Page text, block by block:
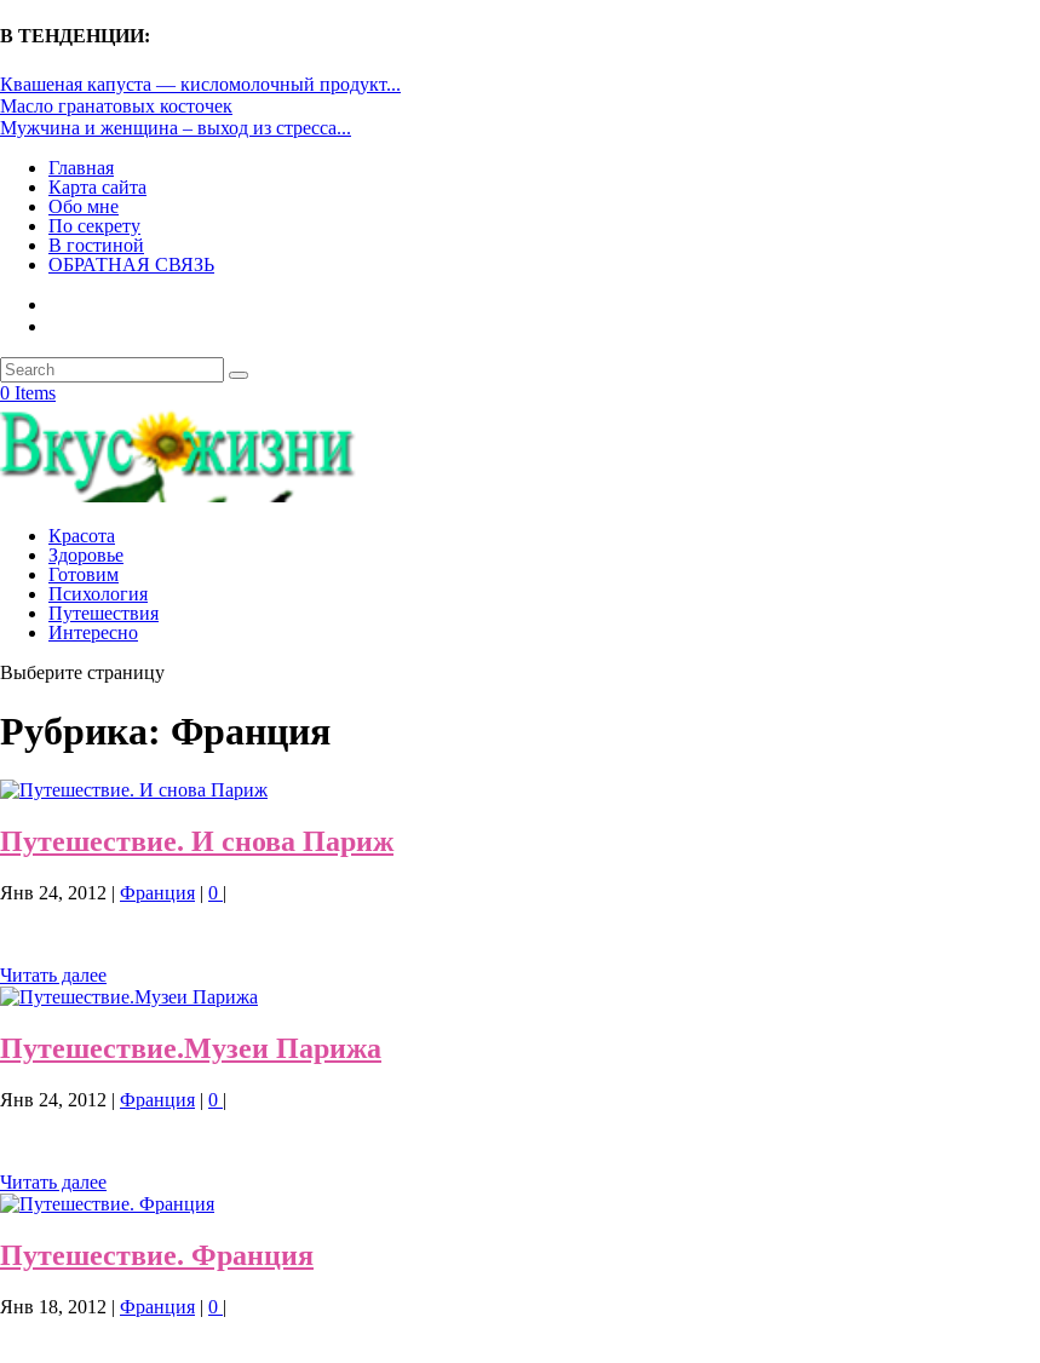
В ТЕНДЕНЦИИ:
Квашеная капуста — кисломолочный продукт...
Масло гранатовых косточек
Мужчина и женщина – выход из стресса...
Главная
Карта сайта
Обо мне
По секрету
В гостиной
ОБРАТНАЯ СВЯЗЬ
0 Items
Красота
Здоровье
Готовим
Психология
Путешествия
Интересно
Выберите страницу
Рубрика: Франция
Путешествие. И снова Париж
Янв 24, 2012 | Франция | 0 |
Читать далее
Путешествие.Музеи Парижа
Янв 24, 2012 | Франция | 0 |
Читать далее
Путешествие. Франция
Янв 18, 2012 | Франция | 0 |